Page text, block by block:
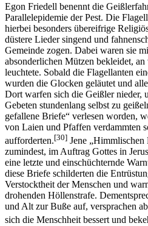
Egon Friedell benennt die
Parallelepidemie der Pest. Die
hierbei besonders übereifrige
düstere Lieder singend und
Gemeinde zogen. Dabei waren sie
absonderlichen Mützen bekleidet,
leuchtete. Sobald die Flagellanten
wurden die Glocken geläutet und
Dort warfen sich die Geißler nieder,
Gebeten stundenlang selbst zu
gefallene Briefe“ verlesen worden,
von Laien und Pfaffen verdammten
aufforderten.[30] Jene
zumindest, im Auftrag Gottes in
eine letzte und einschüchternde
diese Briefe schilderten die
Verstocktheit der Menschen und
drohenden Höllenstrafe.
und Alt zur Buße auf, versprachen
sich die Menschheit bessert und